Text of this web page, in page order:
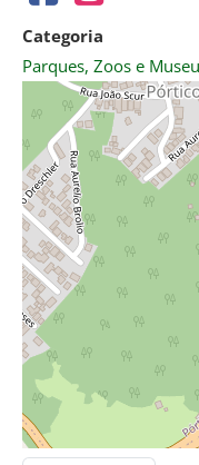
Categoria
Parques, Zoos e